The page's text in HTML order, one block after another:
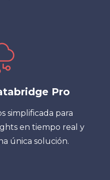
Pro
simplificada para
en tiempo real y
única solución.